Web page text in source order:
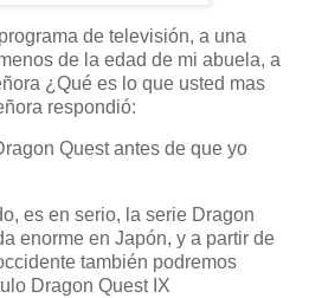
de televisión, a una
de la edad de mi abuela, a
¿Qué es lo que usted mas
respondió:
Quest antes de que yo
es en serio, la serie Dragon
enorme en Japón, y a partir de
también podremos
Dragon Quest IX